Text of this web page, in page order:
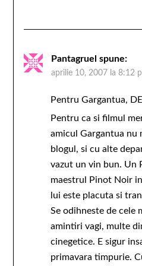
Pantagruel spune:
aprilie 10, 2007 la 8:12
Pentru Gargantua,
Pentru ca si filmul
amicul Gargantua nu
blogul, si cu alte
vazut un vin bun. Un
maestrul Pinot Noir
lui este placuta si
Se odihneste de cele
amintiri vagi, multe
cinegetice. E sigur
primavara timpurie.